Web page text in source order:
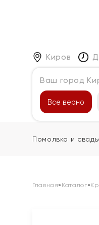
Киров
Ваш город
Все верно
Каталог
Помолвка и
Главная» Каталог»